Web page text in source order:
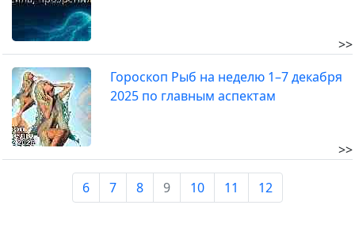
>>
Гороскоп Рыб на неделю 1–7 декабря
2025 по главным аспектам
>>
6 7 8 9 10 11 12